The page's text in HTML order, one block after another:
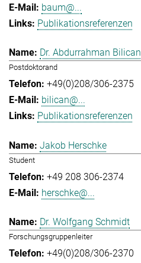
baum@...
Publikationsreferenzen
Dr. Abdurrahman Bilican
Postdoktorand
+49(0)208/306-2375
bilican@...
Publikationsreferenzen
Jakob Herschke
Student
+49 208 306-2374
herschke@...
Dr. Wolfgang Schmidt
Forschungsgruppenleiter
+49(0)208/306-2370